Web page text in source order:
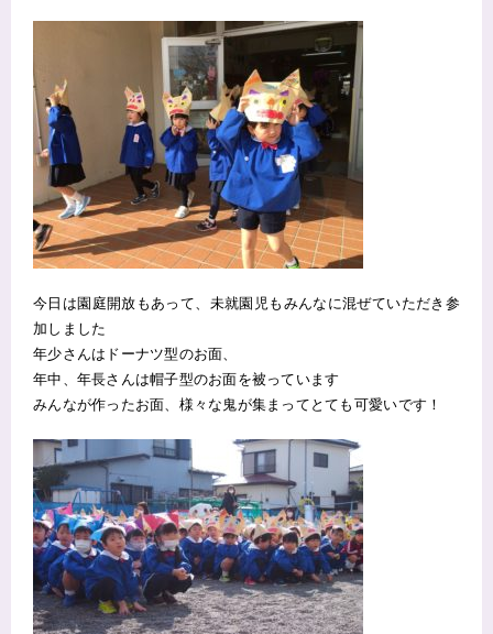
今日は園庭開放もあって、未就園児もみんなに混ぜていただき参
加しました
年少さんはドーナツ型のお面、
年中、年長さんは帽子型のお面を被っています
みんなが作ったお面、様々な鬼が集まってとても可愛いです！